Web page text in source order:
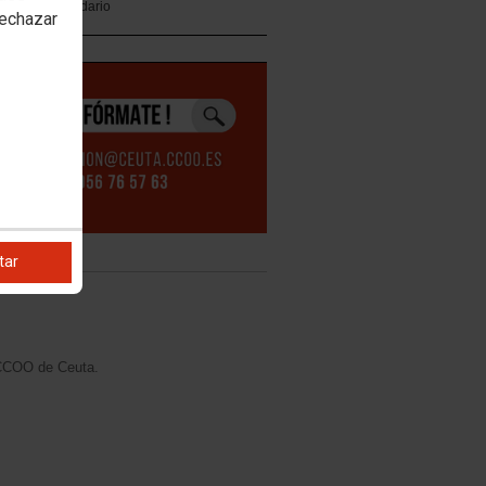
Calendario
de Ceuta.